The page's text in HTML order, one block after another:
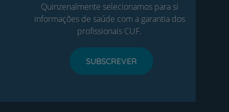
Quinzenalmente selecionamos para si
informações de saúde com a garantia dos
profissionais CUF.
SUBSCREVER